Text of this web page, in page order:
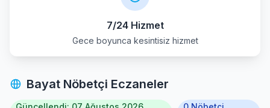
7/24 Hizmet
Gece boyunca kesintisiz hizmet
Bayat Nöbetçi Eczaneler